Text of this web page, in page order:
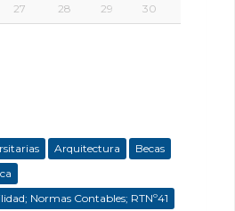
27 28 29 30
Arquitectura
Becas
Normas Contables; RTNº41